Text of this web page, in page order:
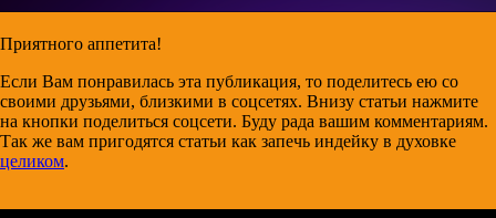
Приятного аппетита!
Если Вам понравилась эта публикация, то поделитесь ею со
своими друзьями, близкими в соцсетях. Внизу статьи нажмите
на кнопки поделиться соцсети. Буду рада вашим комментариям.
Так же вам пригодятся статьи как запечь индейку в духовке
целиком.